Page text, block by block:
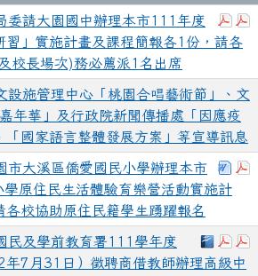
下
委請大園國中辦理本市111年度
習」實施計畫及課程簡報各1份，請各
校長場次)務必薦派1名出席
設施管理中心「桃園合唱藝術節」、文
年華」及行政院新聞傳播處「因應疫
「國家語言整體發展方案」等宣導訊息
下
市大溪區僑愛國民小學辦理本市
學原住民生活體驗育樂營活動實施計
各校協助原住民籍學生踴躍報名
下載
下
民及學前教育署111學年度
年7月31日）徵聘商借教師辦理高級中